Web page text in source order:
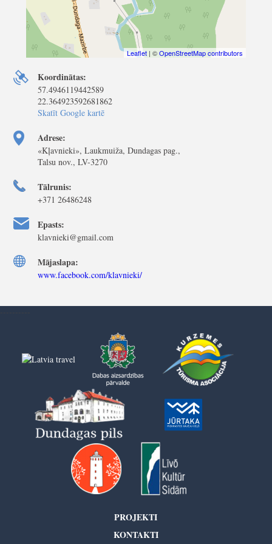
Leaflet | ©OpenStreetMap contributors
Koordinātas:
57.4946119442589
22.364923592681862
Skatīt Google kartē
Adrese:
«Kļavnieki», Laukmuiža, Dundagas pag.,
Talsu nov., LV-3270
Tālrunis:
+371 26486248
Epasts:
klavnieki@gmail.com
Mājaslapa:
www.facebook.com/klavnieki/
PROJEKTI
KONTAKTI